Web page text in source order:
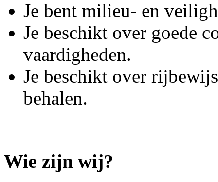
Je bent milieu- en
Je beschikt over goede
vaardigheden.
Je beschikt over
behalen.
Wie zijn wij?